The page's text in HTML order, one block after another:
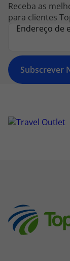
Receba as
para clientes
Endereço de
Subscrever